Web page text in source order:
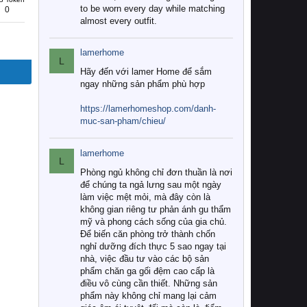
0
to be worn every day while matching
almost every outfit.
L
lamerhome
Hãy đến với lamer Home để sắm
ngay những sản phẩm phù hợp
https://lamerhomeshop.com/danh-
muc-san-pham/chieu/
L
lamerhome
Phòng ngủ không chỉ đơn thuần là nơi
để chúng ta ngả lưng sau một ngày
làm việc mệt mỏi, mà đây còn là
không gian riêng tư phản ánh gu thẩm
mỹ và phong cách sống của gia chủ.
Để biến căn phòng trở thành chốn
nghỉ dưỡng đích thực 5 sao ngay tại
nhà, việc đầu tư vào các bộ sản
phẩm chăn ga gối đệm cao cấp là
điều vô cùng cần thiết. Những sản
phẩm này không chỉ mang lại cảm